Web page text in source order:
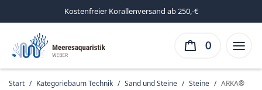
Kostenfreier Korallenversand ab 250,-€
0
Start / Kategoriebaum Technik / Sand und Steine / Steine / ARKA®